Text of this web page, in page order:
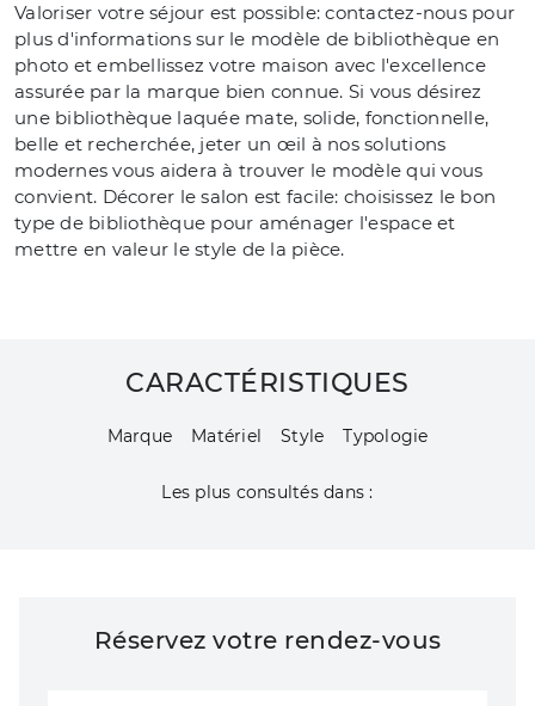
Valoriser votre séjour est possible: contactez-nous pour
plus d'informations sur le modèle de bibliothèque en
photo et embellissez votre maison avec l'excellence
assurée par la marque bien connue. Si vous désirez
une bibliothèque laquée mate, solide, fonctionnelle,
belle et recherchée, jeter un œil à nos solutions
modernes vous aidera à trouver le modèle qui vous
convient. Décorer le salon est facile: choisissez le bon
type de bibliothèque pour aménager l'espace et
mettre en valeur le style de la pièce.
CARACTÉRISTIQUES
Marque Matériel Style Typologie
Les plus consultés dans :
Réservez votre rendez-vous